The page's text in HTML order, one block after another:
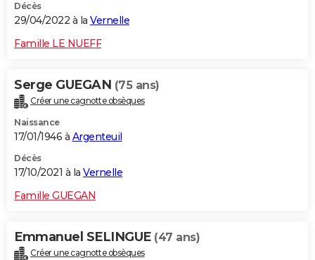
Décès
29/04/2022 à la Vernelle
Famille LE NUEFF
Serge GUEGAN (75 ans)
Créer une cagnotte obsèques
Naissance
17/01/1946 à Argenteuil
Décès
17/10/2021 à la Vernelle
Famille GUEGAN
Emmanuel SELINGUE (47 ans)
Créer une cagnotte obsèques